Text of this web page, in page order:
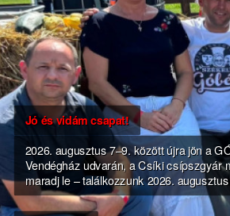
Jó és vidám csapat!
2026. augusztus 7–9. között újra jön a
Vendégház udvarán, a Csíki csípszgyár
maradj le – találkozzunk 2026.